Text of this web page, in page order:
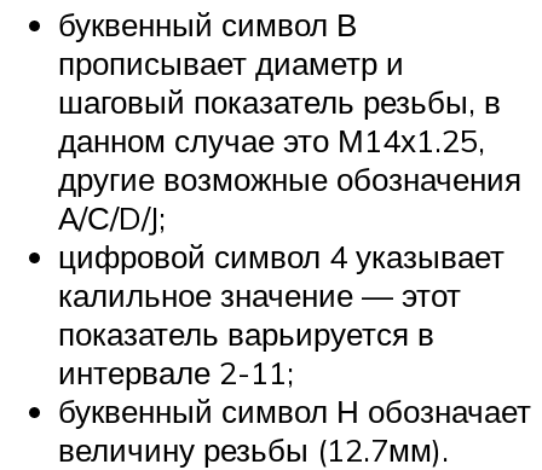
буквенный символ В
прописывает диаметр и
шаговый показатель резьбы, в
данном случае это М14х1.25,
другие возможные обозначения
А/С/D/J;
цифровой символ 4 указывает
калильное значение — этот
показатель варьируется в
интервале 2-11;
буквенный символ Н обозначает
величину резьбы (12.7мм).